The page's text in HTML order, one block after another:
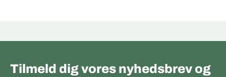
Tilmeld dig vores nyhedsbrev og